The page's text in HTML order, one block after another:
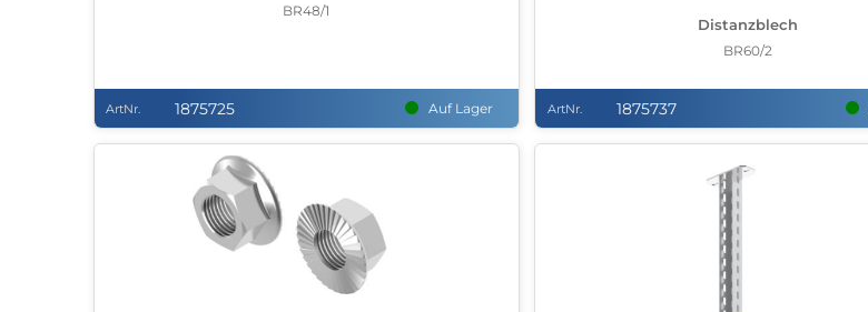
BR48/1
ArtNr. 1875725 Auf Lager
Distanzblech
BR60/2
ArtNr. 1875737